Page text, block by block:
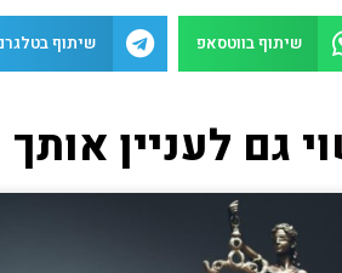
שיתוף בווטסאפ שיתוף
גם לעניין אותך